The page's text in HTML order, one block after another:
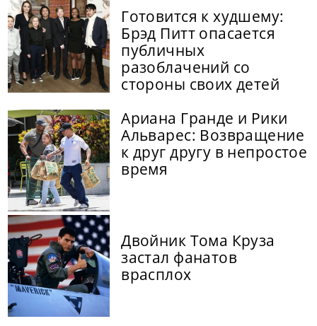
Готовится к худшему:
Брэд Питт опасается
публичных
разоблачений со
стороны своих детей
Ариана Гранде и Рики
Альварес: Возвращение
к друг другу в непростое
время
Двойник Тома Круза
застал фанатов
врасплох